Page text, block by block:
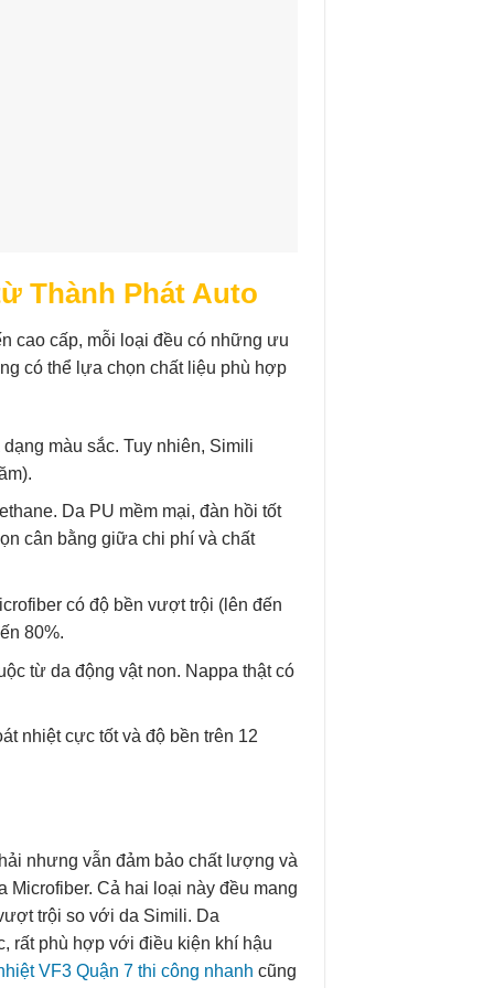
Thành Phát Auto
cao cấp, mỗi loại đều có những ưu
có thể lựa chọn chất liệu phù hợp
màu sắc. Tuy nhiên, Simili
Da PU mềm mại, đàn hồi tốt
cân bằng giữa chi phí và chất
có độ bền vượt trội (lên đến
80%.
từ da động vật non. Nappa thật có
nhiệt cực tốt và độ bền trên 12
nhưng vẫn đảm bảo chất lượng và
Cả hai loại này đều mang
trội so với da Simili. Da
rất phù hợp với điều kiện khí hậu
VF3 Quận 7 thi công nhanh cũng